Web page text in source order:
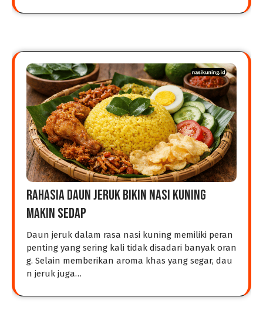
Rahasia Daun Jeruk Bikin Nasi Kuning
Makin Sedap
Daun jeruk dalam rasa nasi kuning memiliki peran
penting yang sering kali tidak disadari banyak oran
g. Selain memberikan aroma khas yang segar, dau
n jeruk juga…